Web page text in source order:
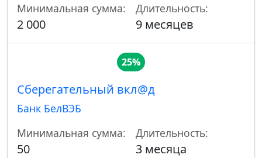
Минимальная сумма:
2 000
Длительность:
9 месяцев
25%
Сберегательный вкл@д
Банк БелВЭБ
Минимальная сумма:
50
Длительность:
3 месяца